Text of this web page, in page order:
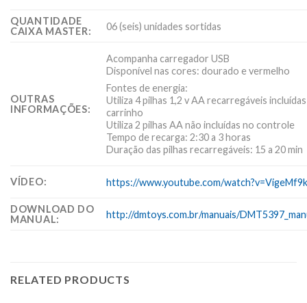
QUANTIDADE
CAIXA MASTER:
06 (seis) unidades sortidas
OUTRAS
INFORMAÇÕES:
Acompanha carregador USB
Disponível nas cores: dourado e vermelho
Fontes de energia:
Utiliza 4 pilhas 1,2 v AA recarregáveis
carrinho
Utiliza 2 pilhas AA não incluídas no controle
Tempo de recarga: 2:30 a 3 horas
Duração das pilhas recarregáveis: 15 a 20 min
VÍDEO: https://www.youtube.com/
DOWNLOAD DO
MANUAL:
http://dmtoys.com.br/manuais/
RELATED PRODUCTS